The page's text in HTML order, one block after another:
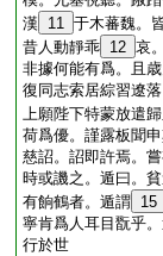
漢
11 于木蕃魏。
昔人動靜乖 12 哀
非據何能有爲。且
復同志索居綜習遼
上願陛下特蒙放遣
荷爲優。謹露板聞
慈詔。詔即許焉。
時或譏之。遁曰。
有餉鶴者。遁謂 15
寧肯爲人耳目翫乎
行於世